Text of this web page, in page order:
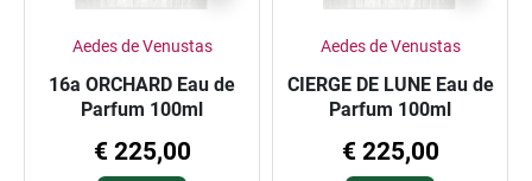
Aedes de Venustas
16a ORCHARD Eau de
Parfum 100ml
€ 225,00
Aedes de Venustas
CIERGE DE LUNE Eau de
Parfum 100ml
€ 225,00